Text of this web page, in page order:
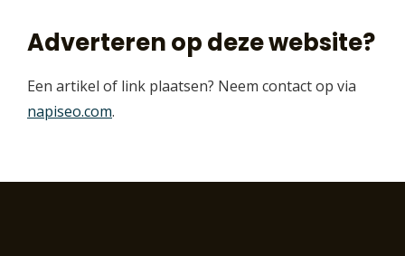
Adverteren op deze website?
Een artikel of link plaatsen? Neem contact op via
napiseo.com.